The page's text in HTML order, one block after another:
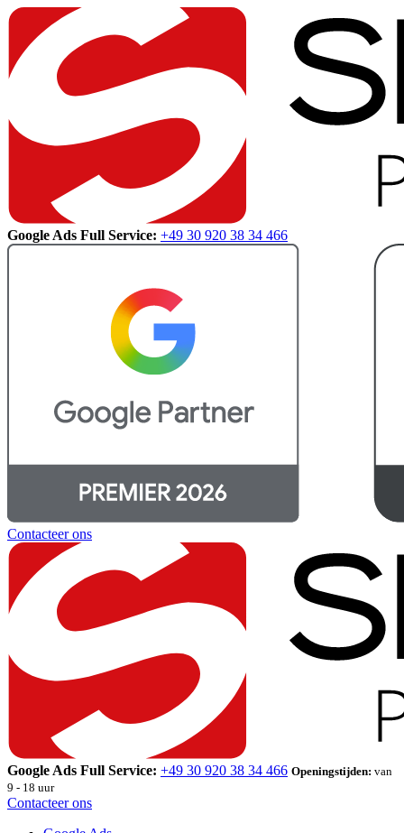
Google Ads Full Service: +49 30 920 38 34 466
Contacteer ons
Google Ads Full Service: +49 30 920 38 34 466 Openingstijden: van
9 - 18 uur
Contacteer ons